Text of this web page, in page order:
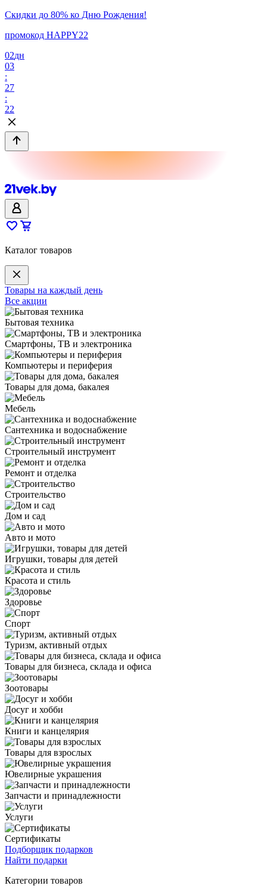
Скидки до 80% ко Дню Рождения!
промокод HAPPY22
02дн
03
:
27
:
22
Каталог товаров
Товары на каждый день
Все акции
Бытовая техника
Смартфоны, ТВ и электроника
Компьютеры и периферия
Товары для дома, бакалея
Мебель
Сантехника и водоснабжение
Строительный инструмент
Ремонт и отделка
Строительство
Дом и сад
Авто и мото
Игрушки, товары для детей
Красота и стиль
Здоровье
Спорт
Туризм, активный отдых
Товары для бизнеса, склада и офиса
Зоотовары
Досуг и хобби
Книги и канцелярия
Товары для взрослых
Ювелирные украшения
Запчасти и принадлежности
Услуги
Сертификаты
Подборщик подарков
Найти подарки
Категории товаров